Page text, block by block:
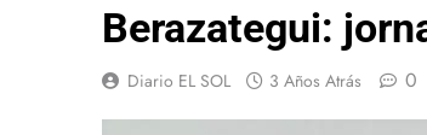
Berazategui:
Diario EL SOL 3 Años Atrás 0